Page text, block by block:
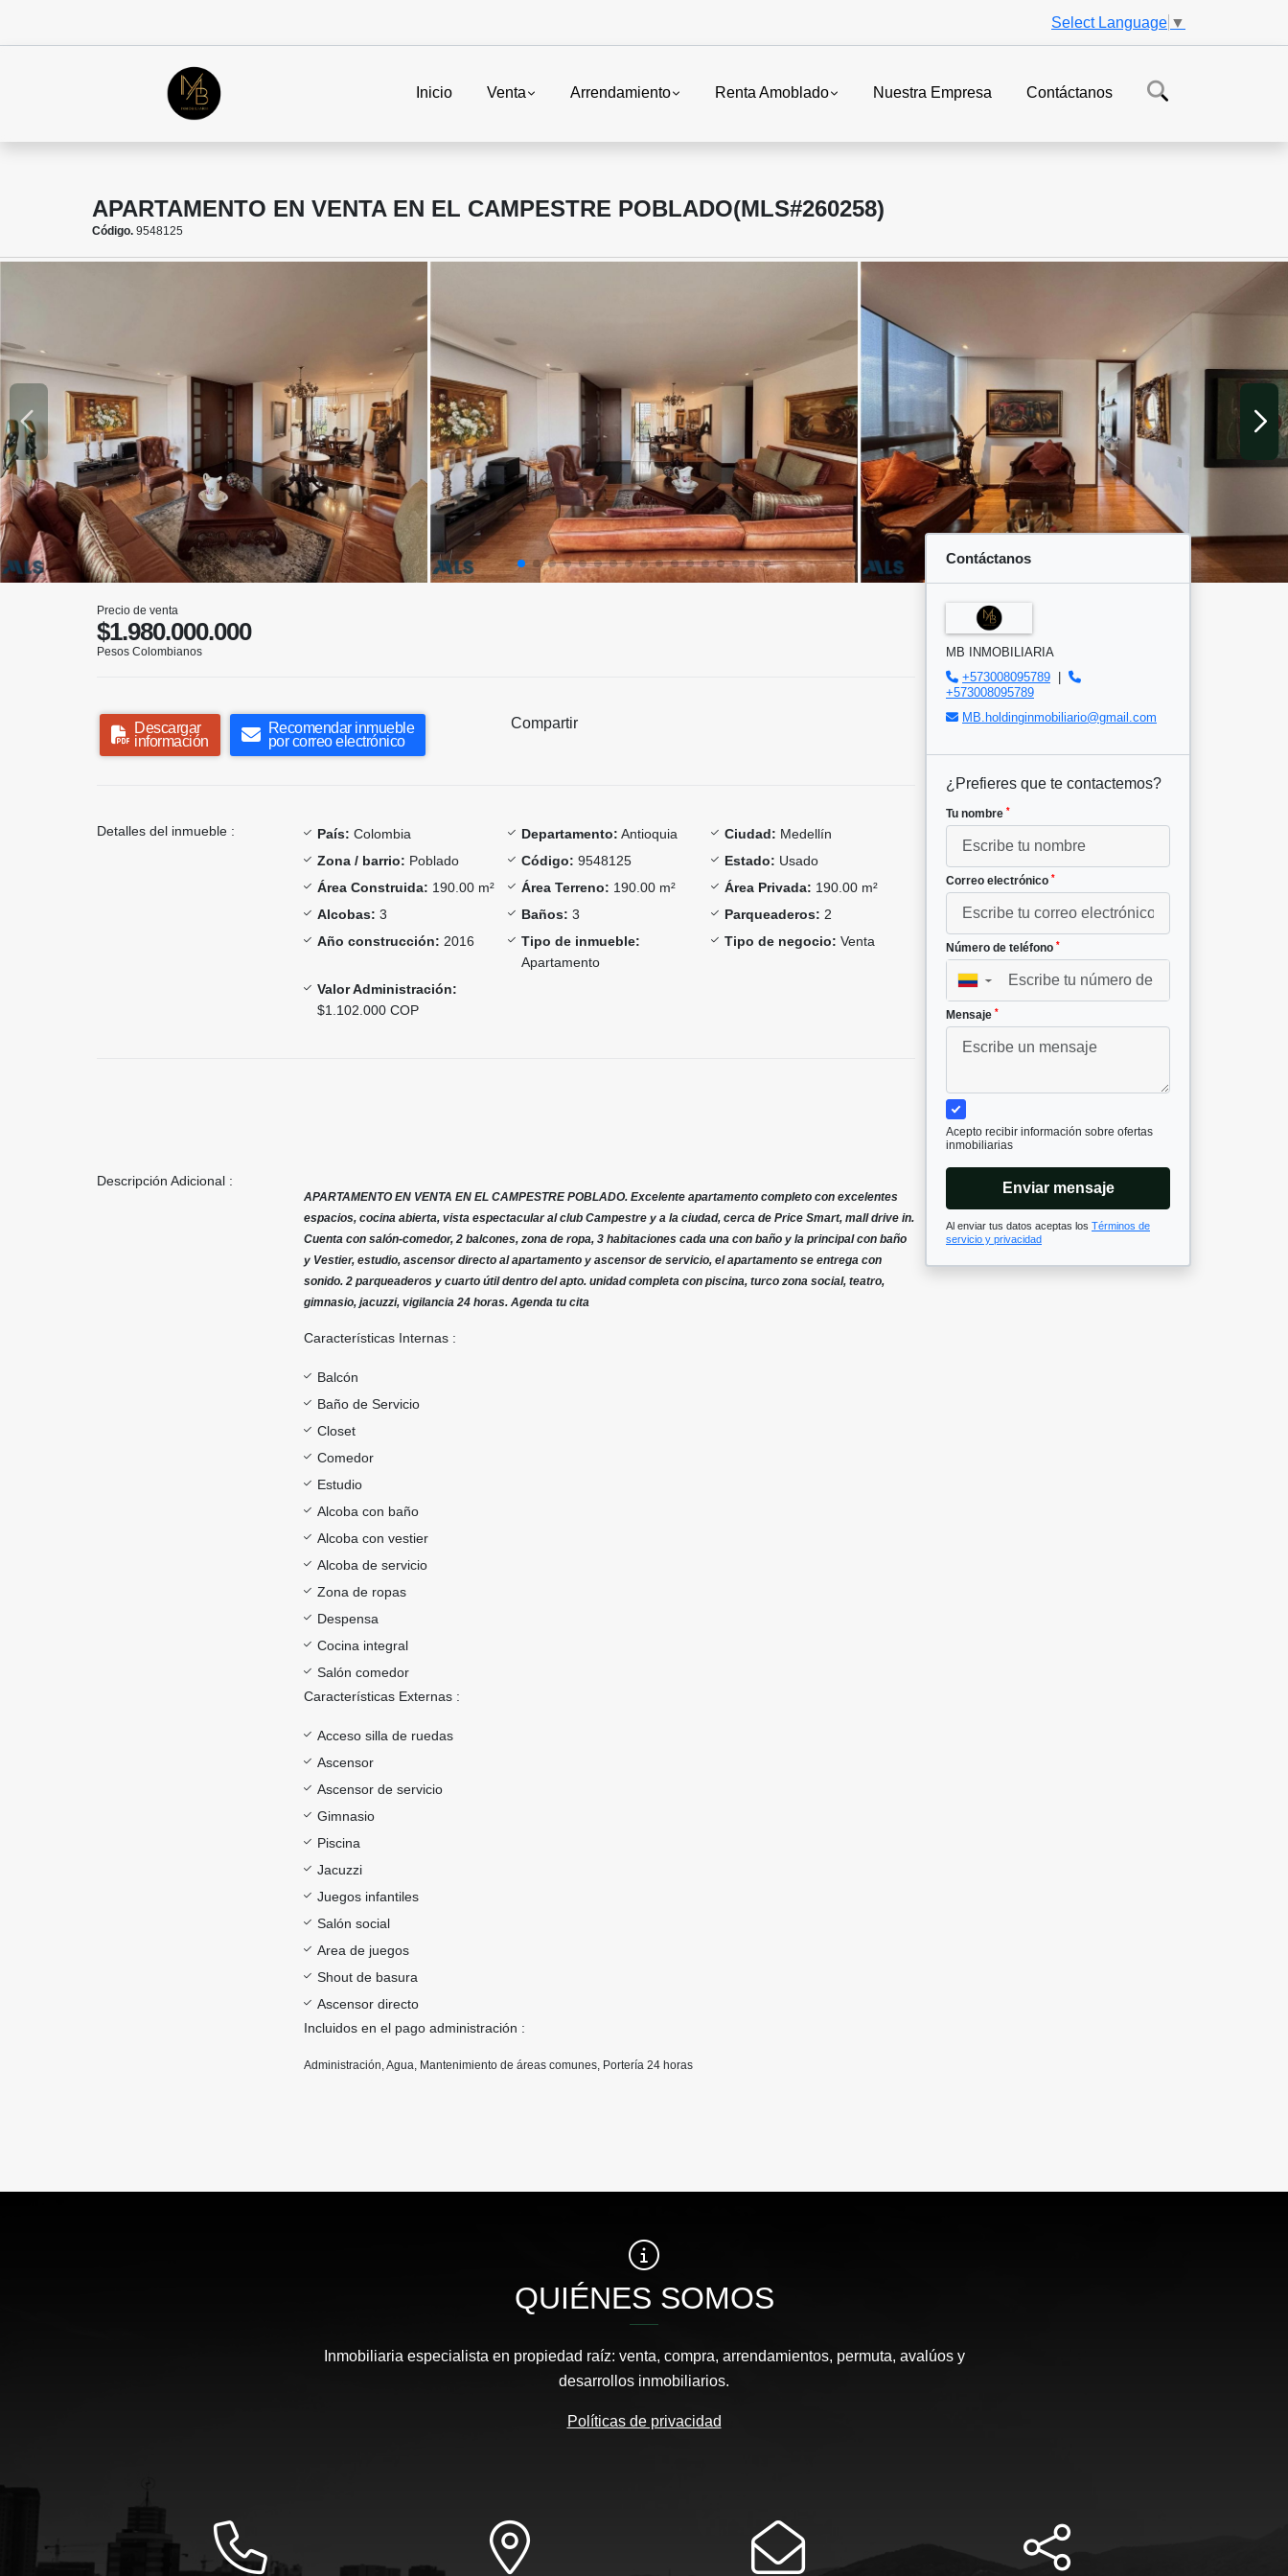
Select Language ▼
Inicio Venta Arrendamiento Renta Amoblado Nuestra Empresa Contáctanos
APARTAMENTO EN VENTA EN EL CAMPESTRE POBLADO(MLS#260258)
Código. 9548125
Precio de venta
$1.980.000.000
Pesos Colombianos
Descargar
información
Recomendar inmueble
por correo electrónico
Compartir
Detalles del inmueble : País: Colombia Departamento: Antioquia Ciudad: Medellín
Zona / barrio: Poblado Código: 9548125 Estado: Usado
Área Construida: 190.00 m² Área Terreno: 190.00 m² Área Privada: 190.00 m²
Alcobas: 3 Baños: 3 Parqueaderos: 2
Año construcción: 2016
Tipo de inmueble:
Apartamento
Tipo de negocio: Venta
Valor Administración:
$1.102.000 COP
Descripción Adicional :
APARTAMENTO EN VENTA EN EL CAMPESTRE POBLADO. Excelente apartamento completo con excelentes
espacios, cocina abierta, vista espectacular al club Campestre y a la ciudad, cerca de Price Smart, mall drive in.
Cuenta con salón-comedor, 2 balcones, zona de ropa, 3 habitaciones cada una con baño y la principal con baño
y Vestier, estudio, ascensor directo al apartamento y ascensor de servicio, el apartamento se entrega con
sonido. 2 parqueaderos y cuarto útil dentro del apto. unidad completa con piscina, turco zona social, teatro,
gimnasio, jacuzzi, vigilancia 24 horas. Agenda tu cita
Características Internas :
Balcón
Baño de Servicio
Closet
Comedor
Estudio
Alcoba con baño
Alcoba con vestier
Alcoba de servicio
Zona de ropas
Despensa
Cocina integral
Salón comedor
Características Externas :
Acceso silla de ruedas
Ascensor
Ascensor de servicio
Gimnasio
Piscina
Jacuzzi
Juegos infantiles
Salón social
Area de juegos
Shout de basura
Ascensor directo
Incluidos en el pago administración :
Administración, Agua, Mantenimiento de áreas comunes, Portería 24 horas
Contáctanos
MB INMOBILIARIA
+573008095789
+573008095789
MB.holdinginmobiliario@gmail.com
¿Prefieres que te contactemos?
Tu nombre *
Correo electrónico *
Número de teléfono *
▼
Mensaje *
Acepto recibir información sobre ofertas
inmobiliarias
Enviar mensaje
Al enviar tus datos aceptas los Términos de
servicio y privacidad
QUIÉNES SOMOS
Inmobiliaria especialista en propiedad raíz: venta, compra, arrendamientos, permuta, avalúos y
desarrollos inmobiliarios.
Políticas de privacidad